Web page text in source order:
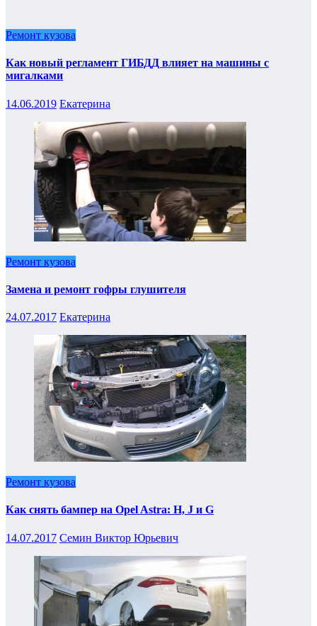
Ремонт кузова
Как новый регламент ГИБДД влияет на машины с
мигалками
14.06.2019 Екатерина
Ремонт кузова
Замена и ремонт гофры глушителя
24.07.2017 Екатерина
Ремонт кузова
Как снять бампер на Opel Astra: H, J и G
14.07.2017 Семин Виктор Юрьевич